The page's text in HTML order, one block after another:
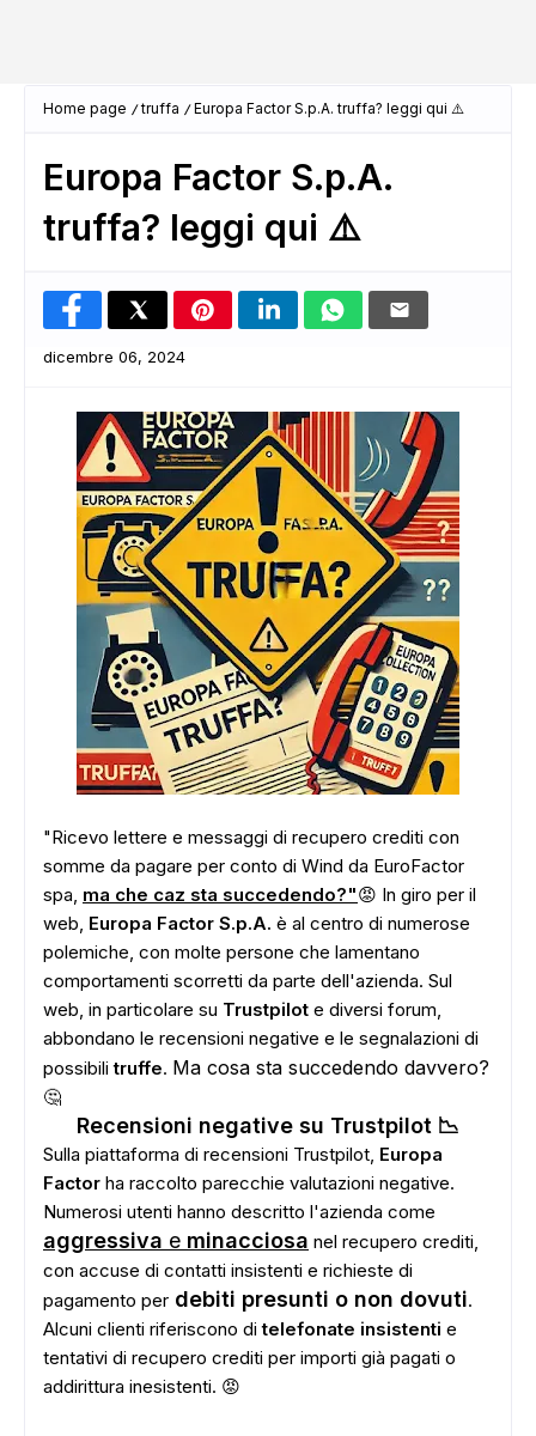
Home page truffa Europa Factor S.p.A. truffa? leggi qui ⚠️
Europa Factor S.p.A.
truffa? leggi qui ⚠️
dicembre 06, 2024
"Ricevo lettere e messaggi di recupero crediti con
somme da pagare per conto di Wind da EuroFactor
spa, ma che caz sta succedendo?"😡 In giro per il
web, Europa Factor S.p.A. è al centro di numerose
polemiche, con molte persone che lamentano
comportamenti scorretti da parte dell'azienda. Sul
web, in particolare su Trustpilot e diversi forum,
abbondano le recensioni negative e le segnalazioni di
possibilitruffe. Ma cosa sta succedendo davvero?
🤔
Recensioni negative su Trustpilot 📉
Sulla piattaforma di recensioni Trustpilot, Europa
Factor ha raccolto parecchie valutazioni negative.
Numerosi utenti hanno descritto l'azienda come
aggressiva e minacciosa nel recupero crediti,
con accuse di contatti insistenti e richieste di
pagamento per debiti presunti o non dovuti.
Alcuni clienti riferiscono ditelefonate insistenti e
tentativi di recupero crediti per importi già pagati o
addirittura inesistenti. 😡